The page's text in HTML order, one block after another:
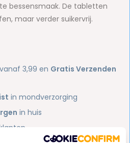
bessensmaak. De tabletten
maar verder suikervrij.
3,99 en Gratis Verzenden
in mondverzorging
in huis